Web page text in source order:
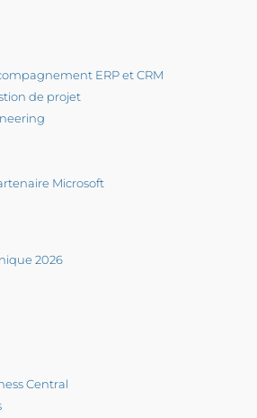
ERP et CRM
de projet
Microsoft
2026
Central